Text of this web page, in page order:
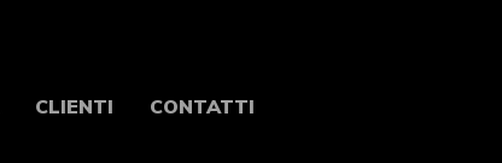
CLIENTI CONTATTI